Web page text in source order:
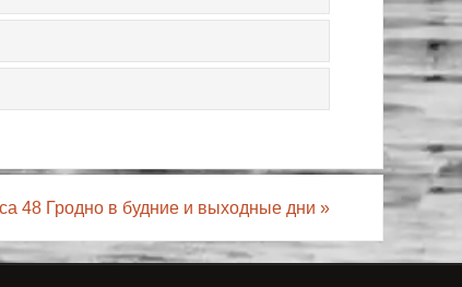
48 Гродно в будние и выходные дни »